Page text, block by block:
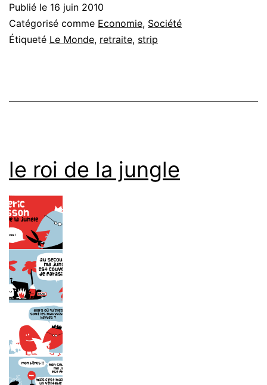
Publié le 16 juin 2010
Catégorisé comme Economie, Société
Étiqueté Le Monde, retraite, strip
le roi de la jungle